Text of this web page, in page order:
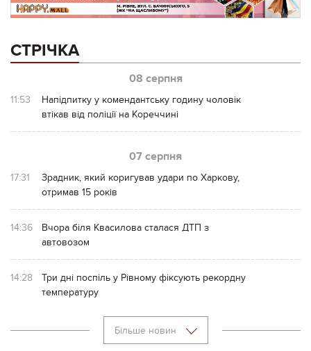
СТРІЧКА
08 серпня
11:53
Напідпитку у комендантську годину чоловік
втікав від поліції на Кореччині
07 серпня
17:31
Зрадник, який коригував удари по Харкову,
отримав 15 років
14:36
Вчора біля Квасилова сталася ДТП з
автовозом
14:28
Три дні поспіль у Рівному фіксують рекордну
температуру
Більше новин